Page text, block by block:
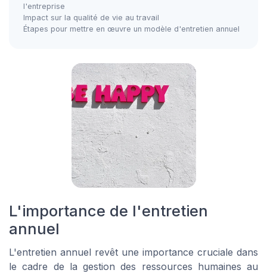
l'entreprise
Impact sur la qualité de vie au travail
Étapes pour mettre en œuvre un modèle d'entretien annuel
L'importance de l'entretien
annuel
L'entretien annuel revêt une importance cruciale dans
le cadre de la gestion des ressources humaines au